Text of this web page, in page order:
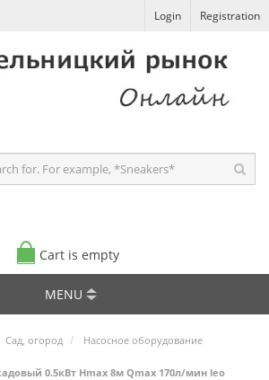
Login Registration
Cart is empty
MENU
Сад, огород
Насосное оборудование
0.5кВт Hmax 8м Qmax 170л/мин leo